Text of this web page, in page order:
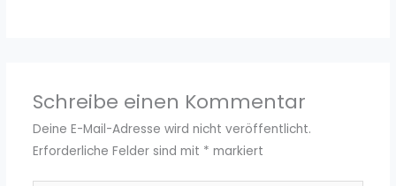
Schreibe einen Kommentar
Deine E-Mail-Adresse wird nicht veröffentlicht.
Erforderliche Felder sind mit * markiert